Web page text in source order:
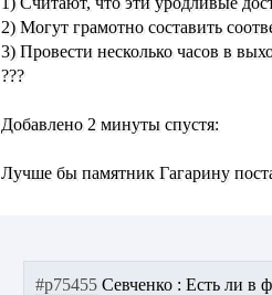
2) Могут грамотно составить
3) Провести несколько часов в
???
Добавлено 2 минуты спустя:
Лучше бы памятник Гагарину
#p75455 Севченко : Есть ли в